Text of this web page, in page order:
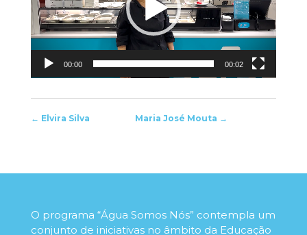
00:00 00:02
← Elvira Silva Maria José Mouta →
O programa “Água Somos Nós” contempla um
conjunto de iniciativas no âmbito da Educação